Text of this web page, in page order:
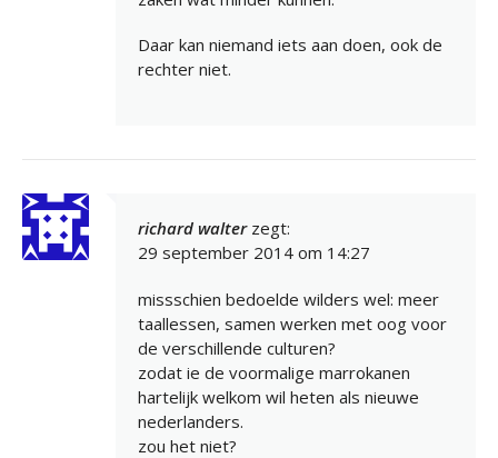
Daar kan niemand iets aan doen, ook de
rechter niet.
richard walter zegt:
29 september 2014 om 14:27
missschien bedoelde wilders wel: meer
taallessen, samen werken met oog voor
de verschillende culturen?
zodat ie de voormalige marrokanen
hartelijk welkom wil heten als nieuwe
nederlanders.
zou het niet?